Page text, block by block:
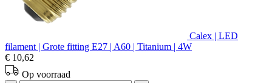
Calex | LED
filament | Grote fitting E27 | A60 | Titanium | 4W
€ 10,62
Op voorraad